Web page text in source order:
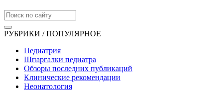
РУБРИКИ / ПОПУЛЯРНОЕ
Педиатрия
Шпаргалки педиатра
Обзоры последних публикаций
Клинические рекомендации
Неонатология